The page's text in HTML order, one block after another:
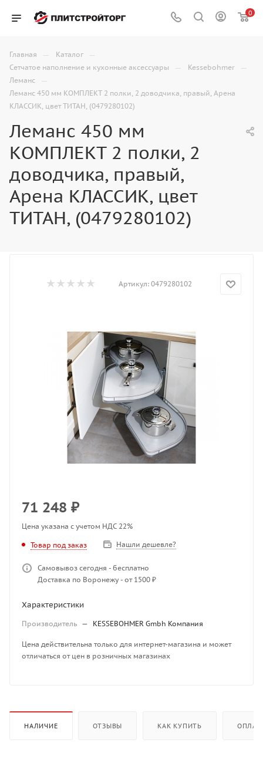
0
Главная — Каталог —
Сетчатое наполнение и кухонные аксессуары — Kessebohmer —
Леманс —
Леманс 450 мм КОМПЛЕКТ 2 полки, 2 доводчика, правый, Арена
КЛАССИК, цвет ТИТАН, (0479280102)
Леманс 450 мм
КОМПЛЕКТ 2 полки, 2
доводчика, правый,
Арена КЛАССИК, цвет
ТИТАН, (0479280102)
Артикул: 0479280102
71 248 ₽
Цена указана с учетом НДС 22%
Товар под заказ Нашли дешевле?
Самовывоз сегодня - бесплатно
Доставка по Воронежу - от 1500 ₽
Характеристики
Производитель — KESSEBOHMER Gmbh Компания
Цена действительна только для интернет-магазина и может
отличаться от цен в розничных магазинах
НАЛИЧИЕ ОТЗЫВЫ КАК КУПИТЬ